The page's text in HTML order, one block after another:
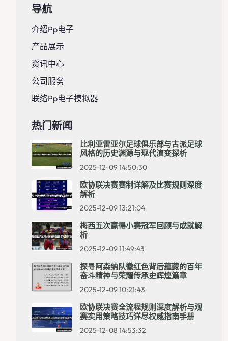
导航
介绍pp电子
产品展示
资讯中心
公司服务
联络pp电子模拟器
热门新闻
比利亚雷亚尔足球俱乐部与古派足球
风格的历史渊源与现代演变探析
2025-12-09 14:50:30
欧协联决赛赛制详解及比赛规则深度
解析
2025-12-09 13:21:04
梅西五次赢得小赛冠军回顾与成就解
析
2025-12-09 11:49:43
探寻阿森纳队徽红色背后蕴藏的百年
奋斗精神与荣耀传承史辉煌篇章
2025-12-09 10:21:43
欧协联决赛全流程规则深度解析与观
赛实用策略技巧详尽权威指南手册
2025-12-08 14:53:32